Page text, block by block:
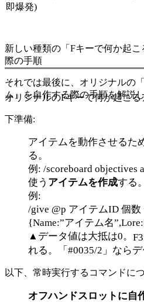
即爆発)
新しい種類の「Fキーで何か起
際の手順
それでは最後に、オリジナルの「
ム」を自作する際の手順を解説
オリジナルのFキーで何か起こ
下準備:
アイテムを動作させるた
る。
例: /scoreboard objectives
使う アイテムを作成する。
例:
/give @p アイテムID 個
{Name:”アイテム名
▲データ値は大抵は0。 F3
れる。「#0035/2」なら
以下、常時実行するコマンドに
オフハンドスロットに自